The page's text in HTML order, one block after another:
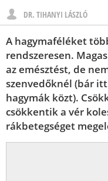
DR. TIHANYI LÁSZLÓ
A hagymaféléket
rendszeresen.
az emésztést, de
szenvedőknél (bár
hagymák közt).
csökkentik a vér
rákbetegséget